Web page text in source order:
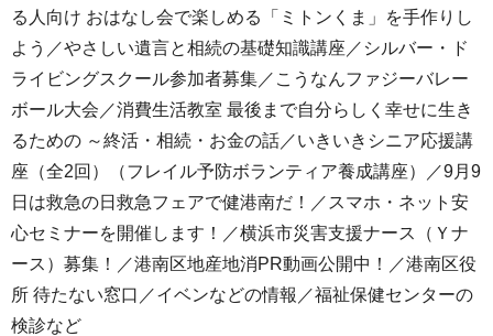
る人向け おはなし会で楽しめる「ミトンくま」を手作りし
よう／やさしい遺言と相続の基礎知識講座／シルバー・ド
ライビングスクール参加者募集／こうなんファジーバレー
ボール大会／消費生活教室 最後まで自分らしく幸せに生き
るための ～終活・相続・お金の話／いきいきシニア応援講
座（全2回）（フレイル予防ボランティア養成講座）／9月9
日は救急の日救急フェアで健港南だ！／スマホ・ネット安
心セミナーを開催します！／横浜市災害支援ナース（Ｙナ
ース）募集！／港南区地産地消PR動画公開中！／港南区役
所 待たない窓口／イベンなどの情報／福祉保健センターの
検診など